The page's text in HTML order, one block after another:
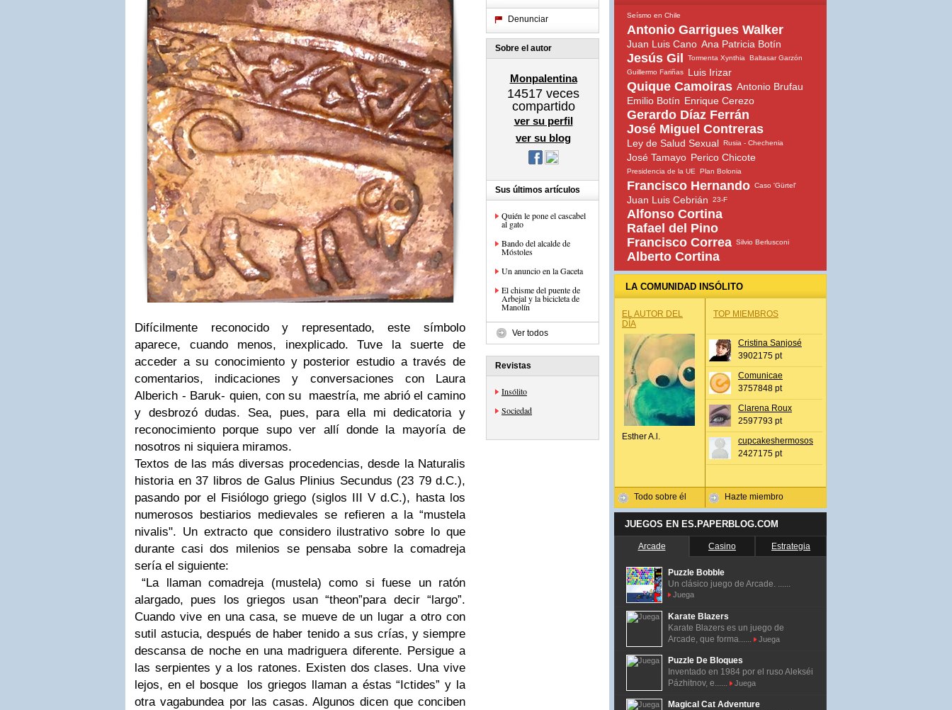
Difícilmente reconocido y representado, este símbolo
aparece, cuando menos, inexplicado. Tuve la suerte de
acceder a su conocimiento y posterior estudio a través de
comentarios, indicaciones y conversaciones con Laura
Alberich - Baruk- quien, con su maestría, me abrió el camino
y desbrozó dudas. Sea, pues, para ella mi dedicatoria y
reconocimiento porque supo ver allí donde la mayoría de
nosotros ni siquiera miramos.
Textos de las más diversas procedencias, desde la Naturalis
historia en 37 libros de Galus Plinius Secundus (23 79 d.C.),
pasando por el Fisiólogo griego (siglos III V d.C.), hasta los
numerosos bestiarios medievales se refieren a la “mustela
nivalis". Un extracto que considero ilustrativo sobre lo que
durante casi dos milenios se pensaba sobre la comadreja
sería el siguiente:
“La llaman comadreja (mustela) como si fuese un ratón
alargado, pues los griegos usan “theon”para decir “largo”.
Cuando vive en una casa, se mueve de un lugar a otro con
sutil astucia, después de haber tenido a sus crías, y siempre
descansa de noche en una madriguera diferente. Persigue a
las serpientes y a los ratones. Existen dos clases. Una vive
lejos, en el bosque los griegos llaman a éstas “Ictides” y la
otra vagabundea por las casas. Algunos dicen que conciben
Denunciar
Sobre el autor
Monpalentina
14517 veces
compartido
ver su perfil
ver su blog
Sus últimos artículos
Quién le pone el cascabel
al gato
Bando del alcalde de
Móstoles
Un anuncio en la Gaceta
El chisme del puente de
Arbejal y la bicicleta de
Manolín
Ver todos
Revistas
Insólito
Sociedad
Seísmo en Chile
Antonio Garrigues Walker
Juan Luis Cano Ana Patricia Botín
Jesús Gil Tormenta Xynthia
Baltasar Garzón
Guillermo Fariñas
Luis Irizar
Quique Camoiras Antonio Brufau
Emilio Botín Enrique Cerezo
Gerardo Díaz Ferrán
José Miguel Contreras
Ley de Salud Sexual Rusia - Chechenia
José Tamayo Perico Chicote
Presidencia de la UE Plan Bolonia
Francisco Hernando Caso 'Gürtel'
Juan Luis Cebrián 23-F
Alfonso Cortina
Rafael del Pino
Francisco Correa Silvio Berlusconi
Alberto Cortina
LA COMUNIDAD INSÓLITO
EL AUTOR DEL
DÍA
Esther A.l.
Todo sobre él
TOP MIEMBROS
Cristina Sanjosé
3902175 pt
Comunicae
3757848 pt
Clarena Roux
2597793 pt
cupcakeshermosos
2427175 pt
Hazte miembro
JUEGOS EN ES.PAPERBLOG.COM
Arcade Casino Estrategia
Puzzle Bobble
Un clásico juego de Arcade. ......
Juega
Karate Blazers
Karate Blazers es un juego de
Arcade, que forma......
Juega
Puzzle De Bloques
Inventado en 1984 por el ruso Alekséi
Pázhitnov, e......
Juega
Magical Cat Adventure